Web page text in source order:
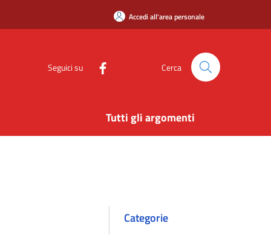
Accedi all'area personale
Seguici su Cerca
Tutti gli argomenti
Categorie